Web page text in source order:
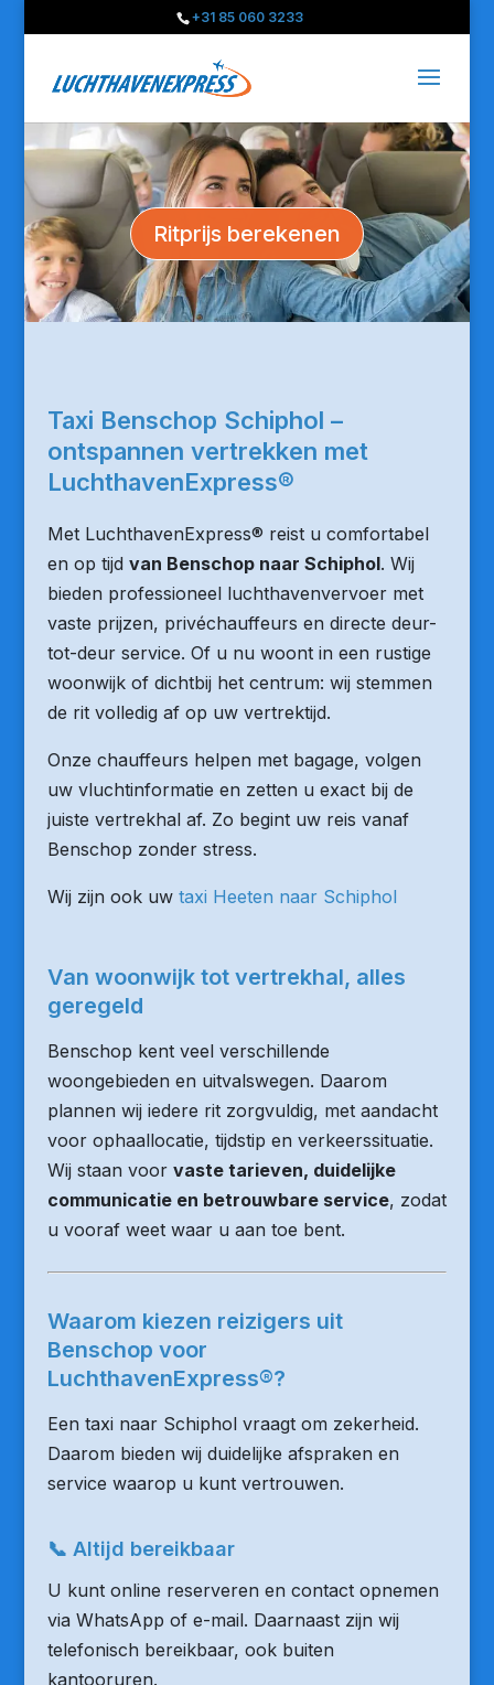
+31 85 060 3233
Ritprijs berekenen
Taxi Benschop Schiphol –
ontspannen vertrekken met
LuchthavenExpress®
Met LuchthavenExpress® reist u comfortabel
en op tijd van Benschop naar Schiphol. Wij
bieden professioneel luchthavenvervoer met
vaste prijzen, privéchauffeurs en directe deur-
tot-deur service. Of u nu woont in een rustige
woonwijk of dichtbij het centrum: wij stemmen
de rit volledig af op uw vertrektijd.
Onze chauffeurs helpen met bagage, volgen
uw vluchtinformatie en zetten u exact bij de
juiste vertrekhal af. Zo begint uw reis vanaf
Benschop zonder stress.
Wij zijn ook uw taxi Heeten naar Schiphol
Van woonwijk tot vertrekhal, alles
geregeld
Benschop kent veel verschillende
woongebieden en uitvalswegen. Daarom
plannen wij iedere rit zorgvuldig, met aandacht
voor ophaallocatie, tijdstip en verkeerssituatie.
Wij staan voor vaste tarieven, duidelijke
communicatie en betrouwbare service, zodat
u vooraf weet waar u aan toe bent.
Waarom kiezen reizigers uit
Benschop voor
LuchthavenExpress®?
Een taxi naar Schiphol vraagt om zekerheid.
Daarom bieden wij duidelijke afspraken en
service waarop u kunt vertrouwen.
📞 Altijd bereikbaar
U kunt online reserveren en contact opnemen
via WhatsApp of e-mail. Daarnaast zijn wij
telefonisch bereikbaar, ook buiten
kantooruren.